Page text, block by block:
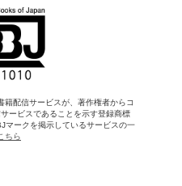
配信サービスが、著作権者からコ
ービスであることを示す登録商標
マークを掲示しているサービスの一
ちら